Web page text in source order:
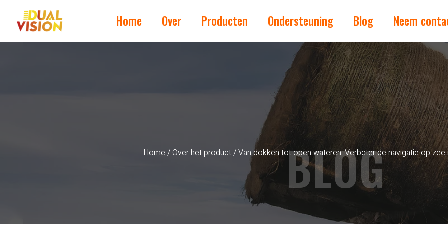
Home Over Producten Ondersteuning Blog Neem
Home / Over het product/ Van dokken tot open wateren: Verbeter de navigatie op
BLOG